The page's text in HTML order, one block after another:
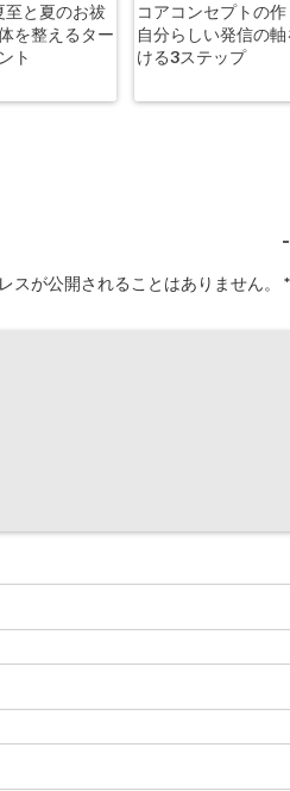
至と夏のお祓
を整えるター
ト
コアコンセプトの
自分らしい発信の
ける3ステップ
スが公開されることはありません。
*